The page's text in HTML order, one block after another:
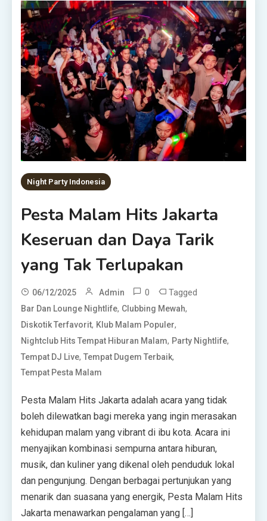
Night Party Indonesia
Pesta Malam Hits Jakarta
Keseruan dan Daya Tarik
yang Tak Terlupakan
06/12/2025 Admin 0 Tagged
Bar Dan Lounge Nightlife, Clubbing Mewah,
Diskotik Terfavorit, Klub Malam Populer,
Nightclub Hits Tempat Hiburan Malam, Party Nightlife,
Tempat DJ Live,Tempat Dugem Terbaik,
Tempat Pesta Malam
Pesta Malam Hits Jakarta adalah acara yang tidak
boleh dilewatkan bagi mereka yang ingin merasakan
kehidupan malam yang vibrant di ibu kota. Acara ini
menyajikan kombinasi sempurna antara hiburan,
musik, dan kuliner yang dikenal oleh penduduk lokal
dan pengunjung. Dengan berbagai pertunjukan yang
menarik dan suasana yang energik, Pesta Malam Hits
Jakarta menawarkan pengalaman yang […]